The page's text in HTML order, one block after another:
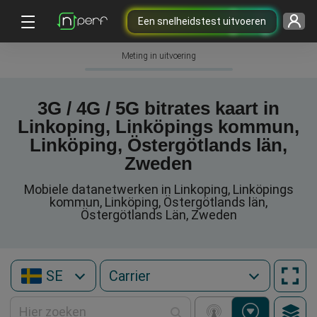
Een snelheidstest uitvoeren
Meting in uitvoering
3G / 4G / 5G bitrates kaart in
Linkoping, Linköpings kommun,
Linköping, Östergötlands län,
Zweden
Mobiele datanetwerken in Linkoping, Linköpings
kommun, Linköping, Östergötlands län,
Östergötlands Län, Zweden
SE